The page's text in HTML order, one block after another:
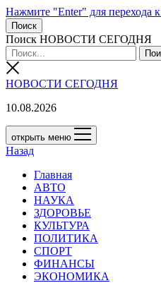
Нажмите "Enter" для перехода
Поиск
Поиск НОВОСТИ СЕГОДНЯ
НОВОСТИ СЕГОДНЯ
10.08.2026
открыть меню
Назад
Главная
АВТО
НАУКА
ЗДОРОВЬЕ
КУЛЬТУРА
ПОЛИТИКА
СПОРТ
ФИНАНСЫ
ЭКОНОМИКА